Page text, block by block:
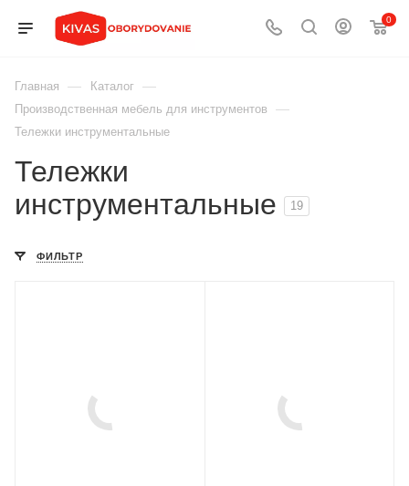
0
Главная — Каталог —
Производственная мебель для инструментов —
Тележки инструментальные
Тележки
инструментальные
19
ФИЛЬТР